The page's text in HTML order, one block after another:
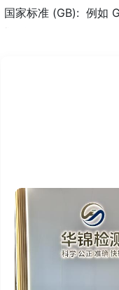
国家标准 (GB): 例如
求》等。
企业标准 (Q/): 例如
淘宝质检报告需依据
《中华人民共和国消费
《中华人民共和国电子
《网络交易监督管理办
《产品质量监督抽查管
《强制性产品认证管理